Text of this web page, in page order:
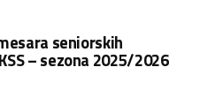
seniorskih
– sezona 2025/2026